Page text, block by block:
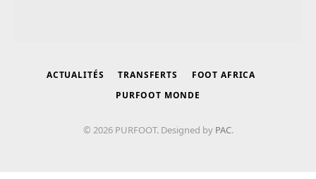
ACTUALITÉS TRANSFERTS
FOOT AFRICA
PURFOOT MONDE
© 2026 PURFOOT. Designed by PAC.